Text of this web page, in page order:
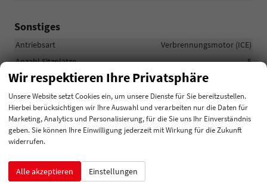
Sonstiges
Antriebsart
Verbrennungsmotor (ICE)
Anzahl Sitzplätze
5
Anzahl Türen
Erstzulassung
19.02.2026
Kilometerstand
50
Lackierung
Metallic
Leergewicht
Zustand
Zustand, Fahrfähigkeit
Wir respektieren Ihre Privatsphäre
Unsere Website setzt Cookies ein, um unsere Dienste für Sie bereitzustellen.
Hierbei berücksichtigen wir Ihre Auswahl und verarbeiten nur die Daten für
Marketing, Analytics und Personalisierung, für die Sie uns Ihr Einverständnis
geben. Sie können Ihre Einwilligung jederzeit mit Wirkung für die Zukunft
widerrufen.
Alle akzeptieren Einstellungen